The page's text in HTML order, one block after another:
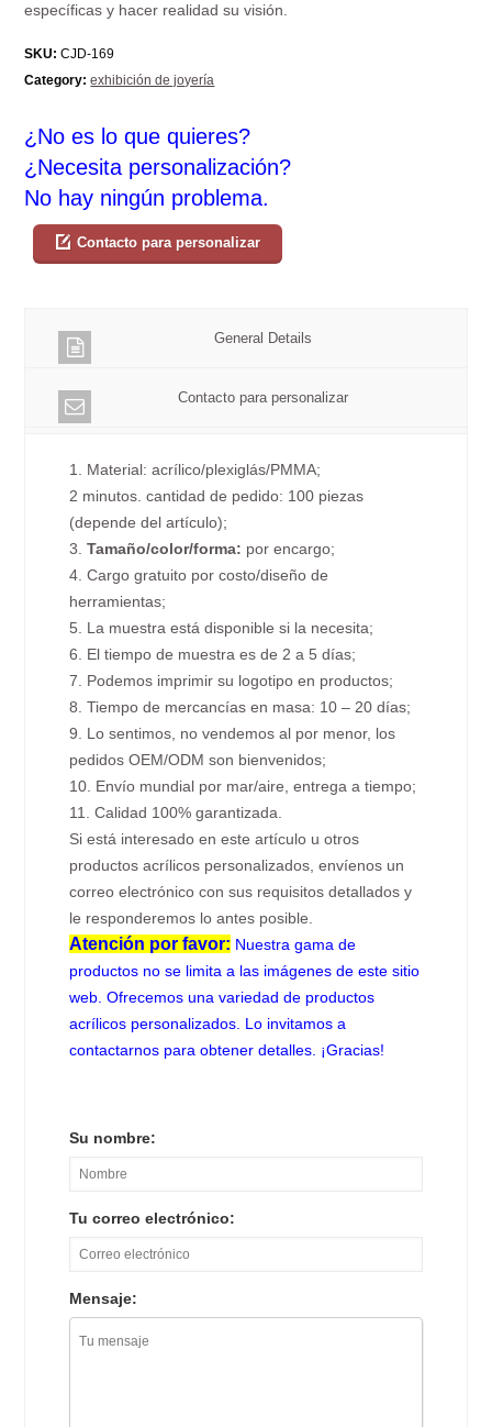
específicas y hacer realidad su visión.
SKU: CJD-169
Category: exhibición de joyería
¿No es lo que quieres?
¿Necesita personalización?
No hay ningún problema.
Contacto para personalizar
General Details
Contacto para personalizar
1. Material: acrílico/plexiglás/PMMA;
2 minutos. cantidad de pedido: 100 piezas
(depende del artículo);
3. Tamaño/color/forma: por encargo;
4. Cargo gratuito por costo/diseño de
herramientas;
5. La muestra está disponible si la necesita;
6. El tiempo de muestra es de 2 a 5 días;
7. Podemos imprimir su logotipo en productos;
8. Tiempo de mercancías en masa: 10 – 20 días;
9. Lo sentimos, no vendemos al por menor, los
pedidos OEM/ODM son bienvenidos;
10. Envío mundial por mar/aire, entrega a tiempo;
11. Calidad 100% garantizada.
Si está interesado en este artículo u otros
productos acrílicos personalizados, envíenos un
correo electrónico con sus requisitos detallados y
le responderemos lo antes posible.
Atención por favor: Nuestra gama de
productos no se limita a las imágenes de este sitio
web. Ofrecemos una variedad de productos
acrílicos personalizados. Lo invitamos a
contactarnos para obtener detalles. ¡Gracias!
Su nombre:
Tu correo electrónico:
Mensaje: